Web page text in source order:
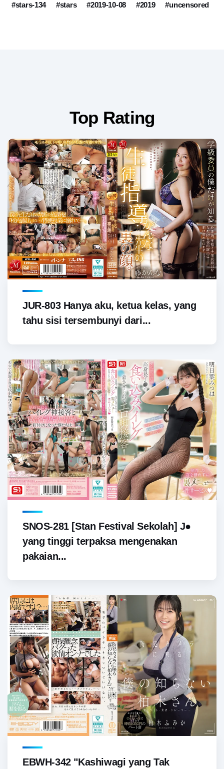
#stars-134 #stars #2019-10-08 #2019 #uncensored
Top Rating
JUR-803 Hanya aku, ketua kelas, yang
tahu sisi tersembunyi dari...
SNOS-281 [Stan Festival Sekolah] J●
yang tinggi terpaksa mengenakan
pakaian...
EBWH-342 "Kashiwagi yang Tak